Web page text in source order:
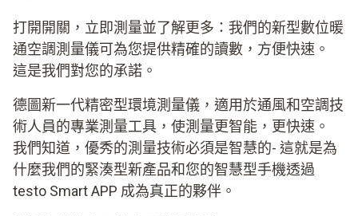
打開開關，立即測量並了解更多：我們的新型數位暖
通空調測量儀可為您提供精確的讀數，方便快速。
這是我們對您的承諾。
德圖新一代精密型環境測量儀，適用於通風和空調技
術人員的專業測量工具，使測量更智能，更快速。
我們知道，優秀的測量技術必須是智慧的- 這就是為
什麼我們的緊湊型新產品和您的智慧型手機透過
testo Smart APP 成為真正的夥伴。